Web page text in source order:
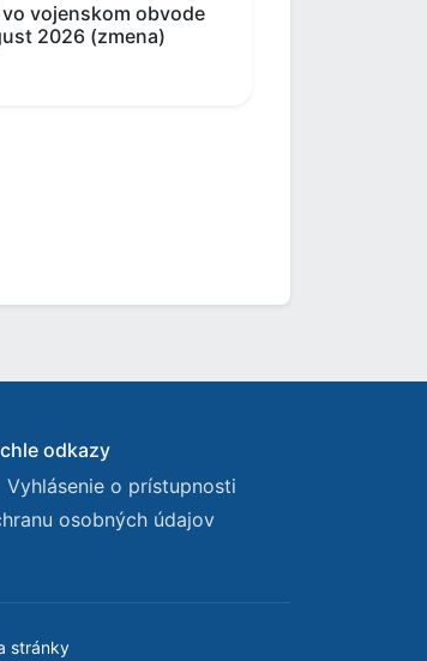
vojenskom obvode
2026 (zmena)
odkazy
Vyhlásenie o prístupnosti
osobných údajov
stránky